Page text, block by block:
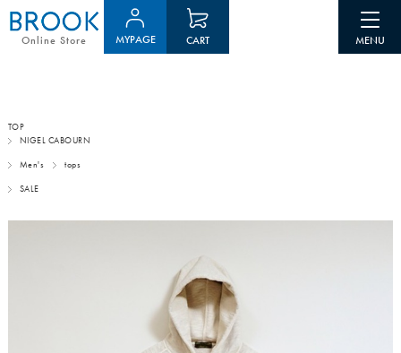
Online Store MYPAGE CART
TOP
NIGEL CABOURN
Men's tops
SALE